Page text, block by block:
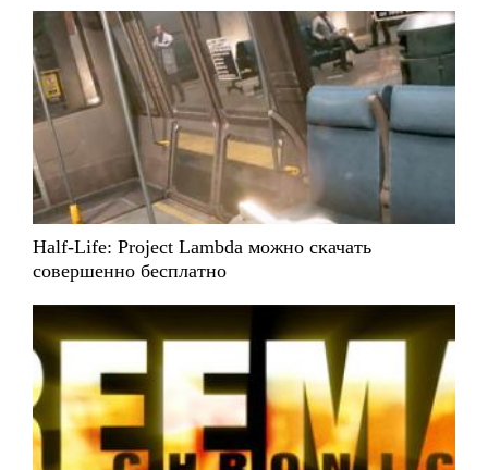
Half-Life: Project Lambda можно скачать
совершенно бесплатно